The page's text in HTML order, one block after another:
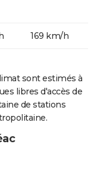
169 km/h
sont estimés à
libres d'accès de
de stations